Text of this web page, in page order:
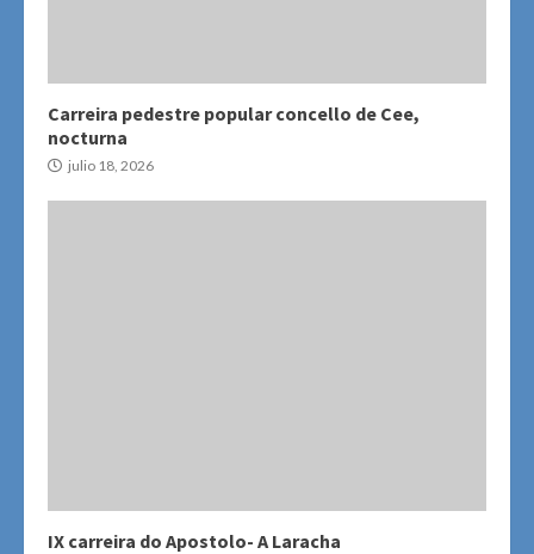
Carreira pedestre popular concello de Cee,
nocturna
julio 18, 2026
IX carreira do Apostolo- A Laracha